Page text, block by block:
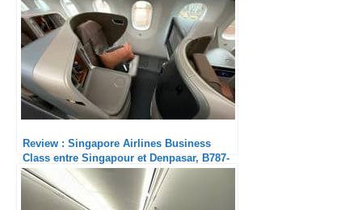
Review : Singapore Airlines Business
Class entre Singapour et Denpasar, B787-
10